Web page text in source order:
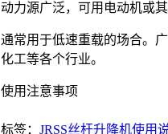
动力源广泛，可用电动机或
通常用于低速重载的场合。
化工等各个行业。
使用注意事项
标签： JRSS丝杆升降机使用